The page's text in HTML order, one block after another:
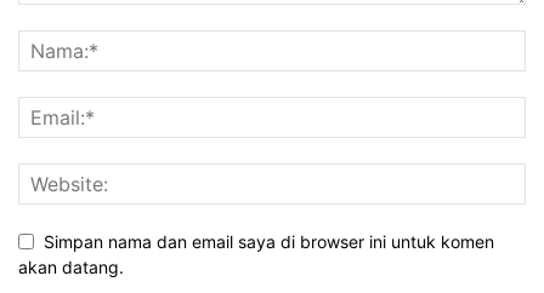
Simpan nama dan email saya di browser ini untuk komen
akan datang.